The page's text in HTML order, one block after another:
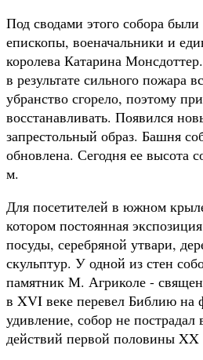
Под сводами этого собора
епископы, военачальники и
королева Катарина
в результате сильного пожара
убранство сгорело, поэтому
восстанавливать. Появился
запрестольный образ. Башня
обновлена. Сегодня ее высота
м.
Для посетителей в южном
котором постоянная
посуды, серебряной утвари,
скульптур. У одной из стен
памятник М. Агриколе -
в XVI веке перевел Библию на
удивление, собор не
действий первой половины XX